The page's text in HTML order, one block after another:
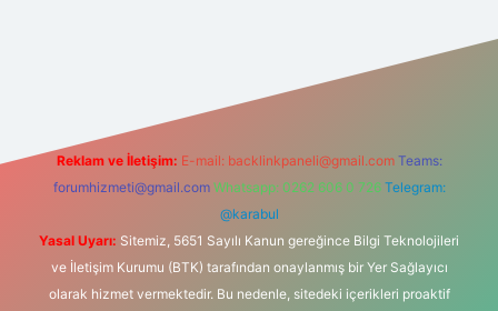
Reklam ve İletişim: E-mail: backlinkpaneli@gmail.com Teams:
forumhizmeti@gmail.com Whatsapp: 0262 606 0 726 Telegram:
@karabul
Yasal Uyarı: Sitemiz, 5651 Sayılı Kanun gereğince Bilgi Teknolojileri
ve İletişim Kurumu (BTK) tarafından onaylanmış bir Yer Sağlayıcı
olarak hizmet vermektedir. Bu nedenle, sitedeki içerikleri proaktif